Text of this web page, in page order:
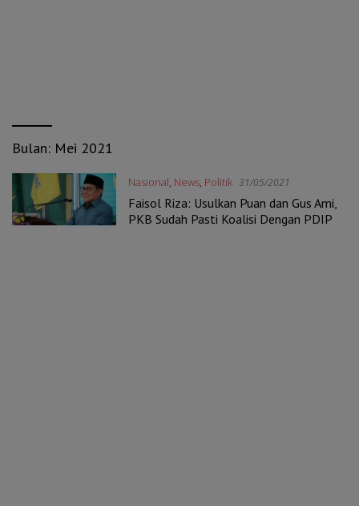
Bulan: Mei 2021
Nasional, News, Politik 31/05/2021
Faisol Riza: Usulkan Puan dan Gus Ami,
PKB Sudah Pasti Koalisi Dengan PDIP